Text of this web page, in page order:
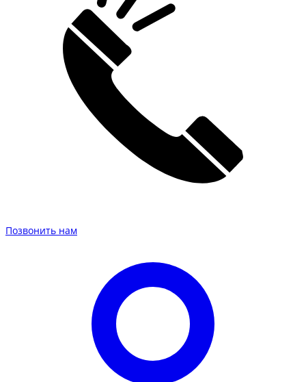
Позвонить нам